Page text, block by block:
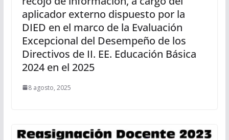
aplicador externo dispuesto por la
DIED en el marco de la Evaluación
Excepcional del Desempeño de los
Directivos de II. EE. Educación Básica
2024 en el 2025
8 agosto, 2025